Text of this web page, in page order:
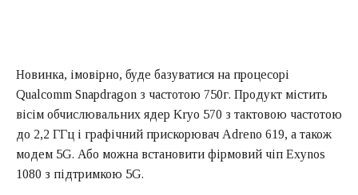
Новинка, імовірно, буде базуватися на процесорі
Qualcomm Snapdragon з частотою 750г. Продукт містить
вісім обчислювальних ядер Kryo 570 з тактовою частотою
до 2,2 ГГц і графічний прискорювач Adreno 619, а також
модем 5G. Або можна встановити фірмовий чіп Exynos
1080 з підтримкою 5G.